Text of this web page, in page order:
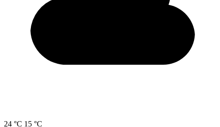
24 °C 15 °C